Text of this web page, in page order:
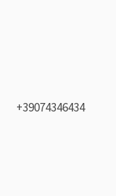
+39074346434